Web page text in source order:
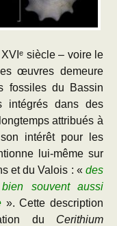
siècle – voire le
œuvres demeure
fossiles du Bassin
intégrés dans des
attribués à
intérêt pour les
lui-mêmesur
et du Valois : «des
souvent aussi
». Cette description
du Cerithium